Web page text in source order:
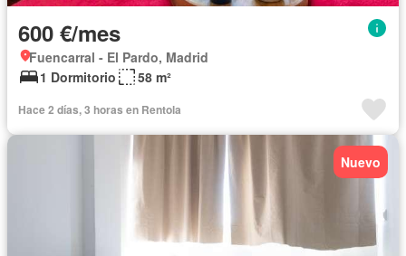
600 €/mes
Fuencarral - El Pardo, Madrid
1 Dormitorio
58 m²
Hace 2 días, 3 horas en Rentola
Nuevo